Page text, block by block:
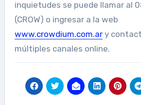
inquietudes se puede llamar al
(CROW) o ingresar a la web
www.crowdium.com.ary
múltiples canales online.